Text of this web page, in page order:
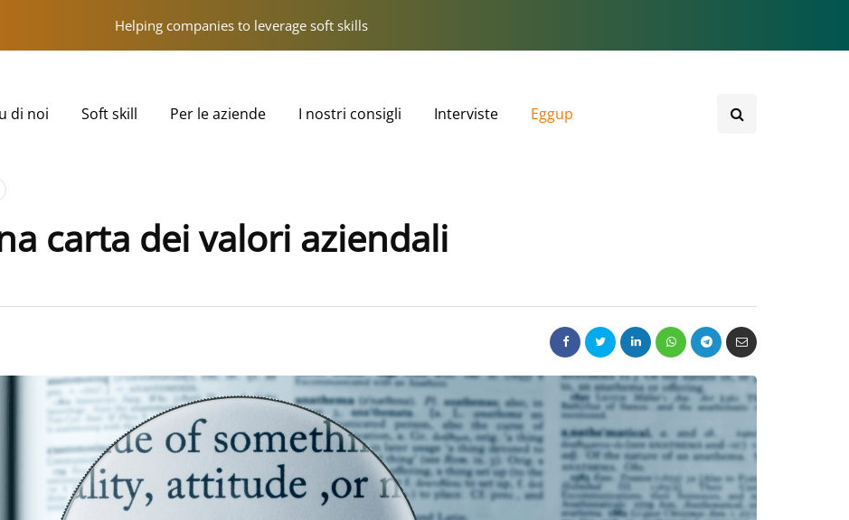
Helping companies to leverage soft skills
di noi Soft skill Per le aziende I nostri consigli Interviste Eggup
carta dei valori aziendali